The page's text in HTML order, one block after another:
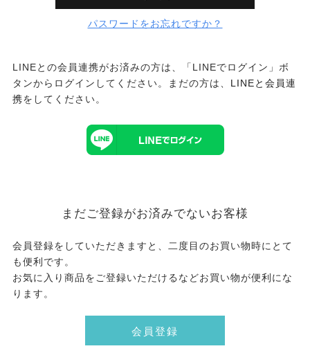
パスワードをお忘れですか？
LINEとの会員連携がお済みの方は、「LINEでログイン」ボ
タンからログインしてください。まだの方は、 LINEと会員連
携をしてください。
まだご登録がお済みでないお客様
会員登録をしていただきますと、二度目のお買い物時にとて
も便利です。
お気に入り商品をご登録いただけるなどお買い物が便利にな
ります。
会員登録